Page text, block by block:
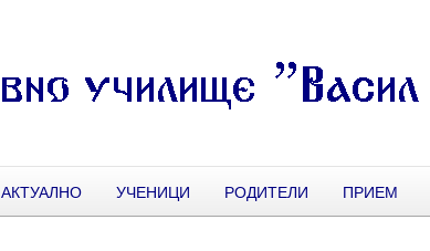
АКТУАЛНО УЧЕНИЦИ РОДИТЕЛИ ПРИЕМ